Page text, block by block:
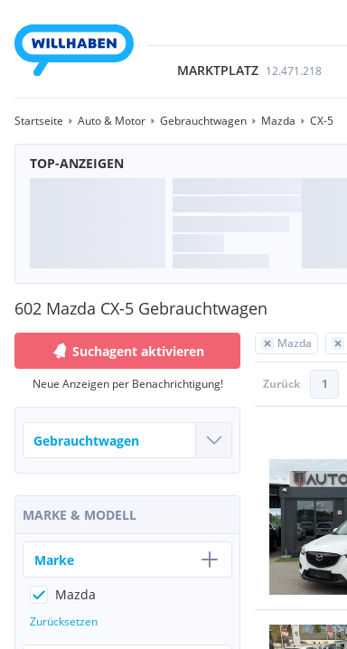
MARKTPLATZ 12.471.218
Startseite Auto & Motor Gebrauchtwagen Mazda CX-5
TOP-ANZEIGEN
602 Mazda CX-5 Gebrauchtwagen
Mazda
Zurück 1
Suchagent aktivieren
Neue Anzeigen per Benachrichtigung!
MARKE & MODELL
Marke
Mazda
Zurücksetzen